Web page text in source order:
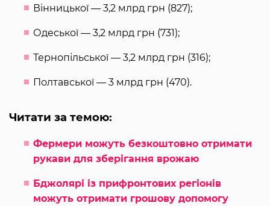
Вінницької — 3,2 млрд грн (827);
Одеської — 3,2 млрд грн (731);
Тернопільської — 3,2 млрд грн (316);
Полтавської — 3 млрд грн (470).
Читати за темою:
Фермери можуть безкоштовно отримати
рукави для зберігання врожаю
Бджолярі із прифронтових регіонів
можуть отримати грошову допомогу